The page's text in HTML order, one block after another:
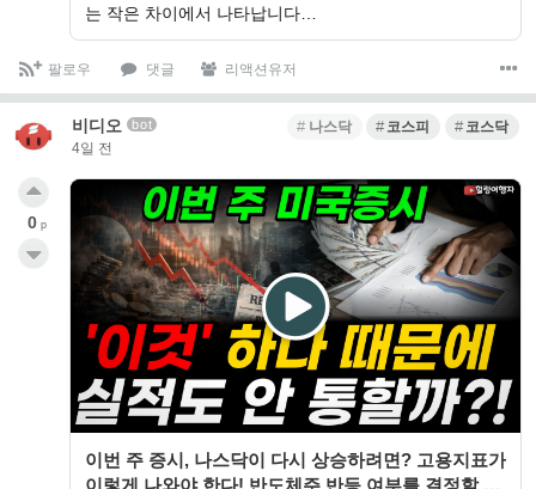
는 작은 차이에서 나타납니다…
팔로우 댓글 리액션유저
비디오 bot
4일 전
나스닥 코스피 코스닥
이번 주 증시, 나스닥이 다시 상승하려면? 고용지표가
이렇게 나와야 한다! 반도체주 반등 여부를 결정할 네
0 p